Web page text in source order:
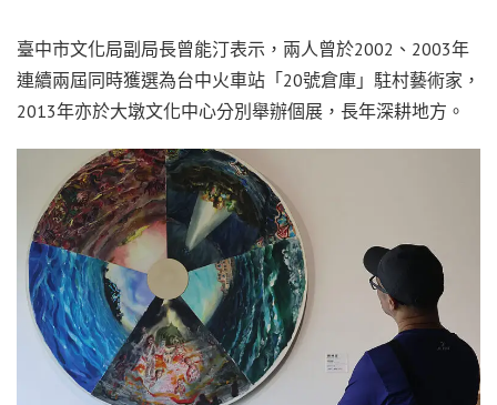
臺中市文化局副局長曾能汀表示，兩人曾於2002、2003年
連續兩屆同時獲選為台中火車站「20號倉庫」駐村藝術家，
2013年亦於大墩文化中心分別舉辦個展，長年深耕地方。